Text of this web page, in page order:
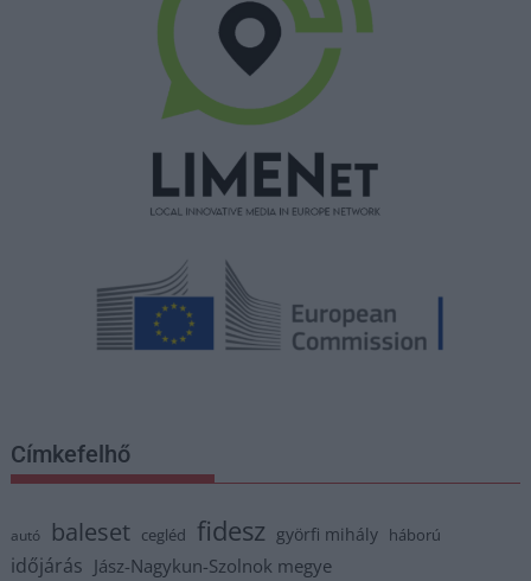
Címkefelhő
autó baleset cegléd fidesz györfi mihály háború
időjárás Jász-Nagykun-Szolnok megye